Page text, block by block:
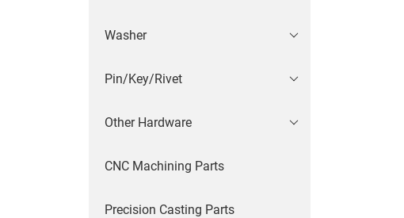
Washer
Pin/Key/Rivet
Other Hardware
CNC Machining Parts
Precision Casting Parts